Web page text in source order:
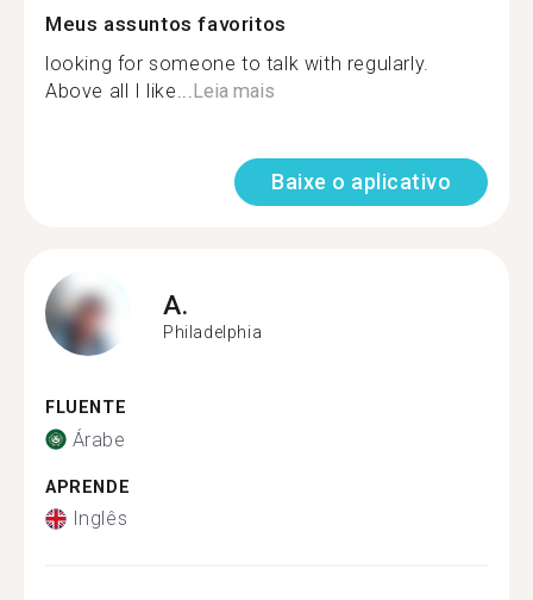
Meus assuntos favoritos
looking for someone to talk with regularly.
Above all I like...Leia mais
Baixe o aplicativo
A.
Philadelphia
FLUENTE
Árabe
APRENDE
Inglês